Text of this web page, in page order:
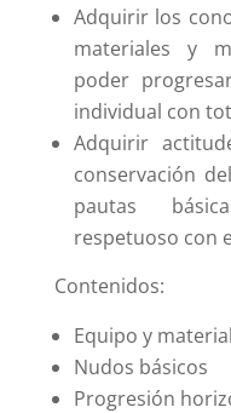
Adquirir los
materiales y
poder
individual con
Adquirir
conservación
pautas
respetuoso con
Contenidos:
Equipo y material
Nudos básicos
Progresión